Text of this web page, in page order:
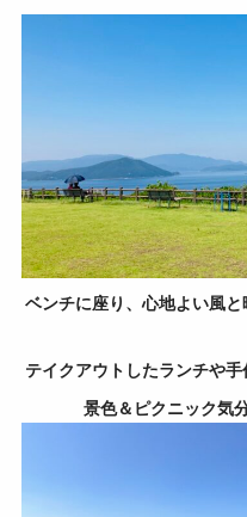
ベンチに座り、心地よい風
テイクアウトしたランチや手
景色＆ピクニック気